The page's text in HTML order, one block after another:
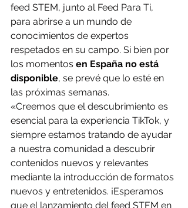
feed STEM, junto al Feed Para Ti,
para abrirse a un mundo de
conocimientos de expertos
respetados en su campo. Si bien por
los momentos en España no está
disponible, se prevé que lo esté en
las próximas semanas.
«Creemos que el descubrimiento es
esencial para la experiencia TikTok, y
siempre estamos tratando de ayudar
a nuestra comunidad a descubrir
contenidos nuevos y relevantes
mediante la introducción de formatos
nuevos y entretenidos. ¡Esperamos
que el lanzamiento del feed STEM en